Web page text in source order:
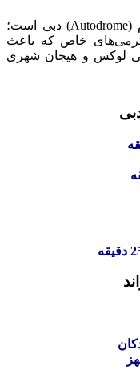
موتور سیتی همچنین میزبان تنها اتودروم (Autodrome) دبی است؛
خاص که باعث
لوکس و هیجان شهری